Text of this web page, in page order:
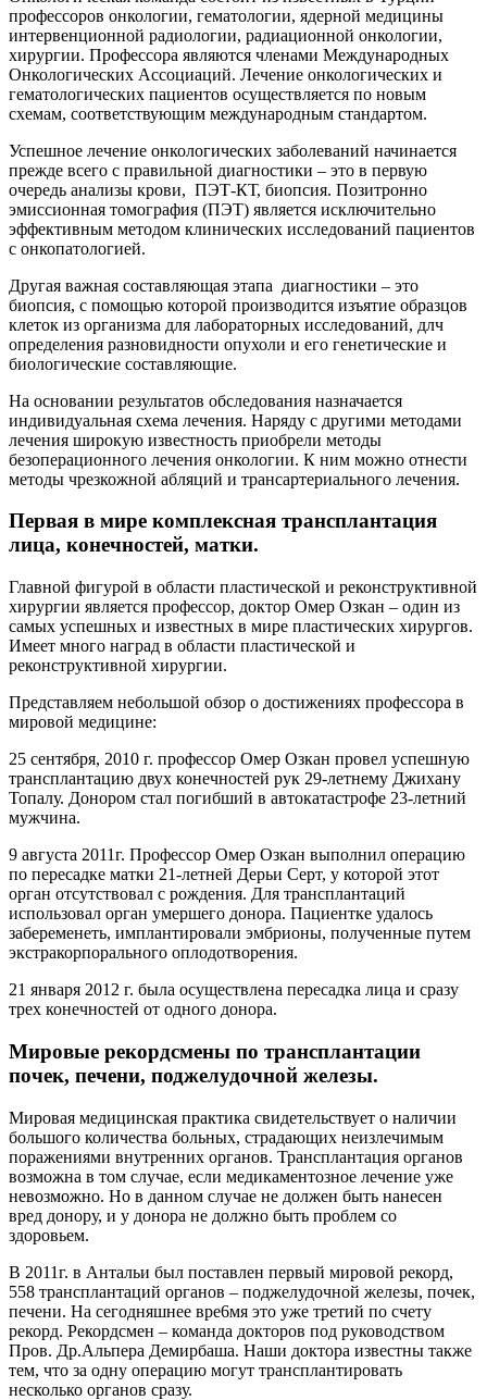
профессоров онкологии, гематологии, ядерной медицины
интервенционной радиологии, радиационной онкологии,
хирургии. Профессора являются членами Международных
Онкологических Ассоциаций. Лечение онкологических и
гематологических пациентов осуществляется по новым
схемам, соответствующим международным стандартом.
Успешное лечение онкологических заболеваний начинается
прежде всего с правильной диагностики – это в первую
очередь анализы крови, ПЭТ-КТ, биопсия. Позитронно
эмиссионная томография (ПЭТ) является исключительно
эффективным методом клинических исследований пациентов
с онкопатологией.
Другая важная составляющая этапа диагностики – это
биопсия, с помощью которой производится изъятие образцов
клеток из организма для лабораторных исследований, длч
определения разновидности опухоли и его генетические и
биологические составляющие.
На основании результатов обследования назначается
индивидуальная схема лечения. Наряду с другими методами
лечения широкую известность приобрели методы
безоперационного лечения онкологии. К ним можно отнести
методы чрезкожной абляций и трансартериального лечения.
Первая в мире комплексная трансплантация
лица, конечностей, матки.
Главной фигурой в области пластической и реконструктивной
хирургии является профессор, доктор Омер Озкан – один из
самых успешных и известных в мире пластических хирургов.
Имеет много наград в области пластической и
реконструктивной хирургии.
Представляем небольшой обзор о достижениях профессора в
мировой медицине:
25 сентября, 2010 г. профессор Омер Озкан провел успешную
трансплантацию двух конечностей рук 29-летнему Джихану
Топалу. Донором стал погибший в автокатастрофе 23-летний
мужчина.
9 августа 2011г. Профессор Омер Озкан выполнил операцию
по пересадке матки 21-летней Дерьи Серт, у которой этот
орган отсутствовал с рождения. Для трансплантаций
использовал орган умершего донора. Пациентке удалось
забеременеть, имплантировали эмбрионы, полученные путем
экстракорпорального оплодотворения.
21 января 2012 г. была осуществлена пересадка лица и сразу
трех конечностей от одного донора.
Мировые рекордсмены по трансплантации
почек, печени, поджелудочной железы.
Мировая медицинская практика свидетельствует о наличии
большого количества больных, страдающих неизлечимым
поражениями внутренних органов. Трансплантация органов
возможна в том случае, если медикаментозное лечение уже
невозможно. Но в данном случае не должен быть нанесен
вред донору, и у донора не должно быть проблем со
здоровьем.
В 2011г. в Антальи был поставлен первый мировой рекорд,
558 трансплантаций органов – поджелудочной железы, почек,
печени. На сегодняшнее вре6мя это уже третий по счету
рекорд. Рекордсмен – команда докторов под руководством
Пров. Др.Альпера Демирбаша. Наши доктора известны также
тем, что за одну операцию могут трансплантировать
несколько органов сразу.